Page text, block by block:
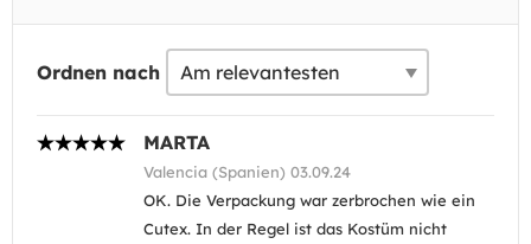
Ordnen nach
MARTA
Valencia (Spanien) 03.09.24
OK. Die Verpackung war zerbrochen wie ein
Cutex. In der Regel ist das Kostüm nicht